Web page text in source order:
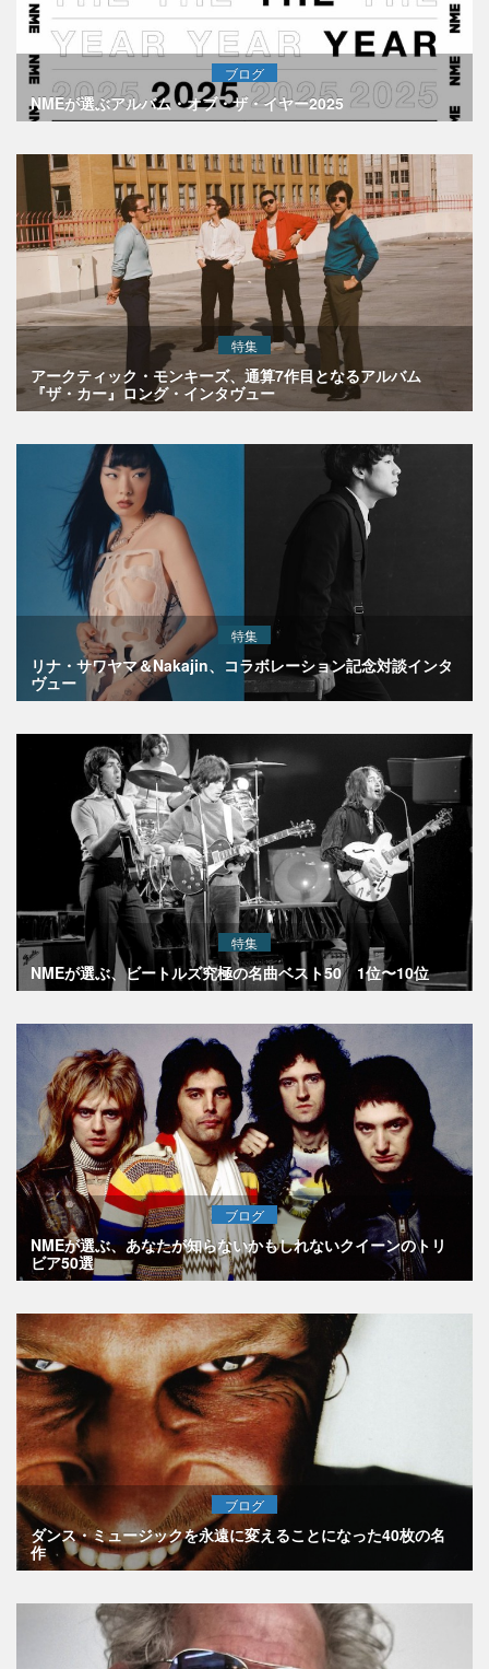
ブログ
NMEが選ぶアルバム・オブ・ザ・イヤー2025
特集
アークティック・モンキーズ、通算7作目となるアルバム
『ザ・カー』ロング・インタヴュー
特集
リナ・サワヤマ＆Nakajin、コラボレーション記念対談インタ
ヴュー
特集
NMEが選ぶ、ビートルズ究極の名曲ベスト50 1位〜10位
ブログ
NMEが選ぶ、あなたが知らないかもしれないクイーンのトリ
ビア50選
ブログ
ダンス・ミュージックを永遠に変えることになった40枚の名
作